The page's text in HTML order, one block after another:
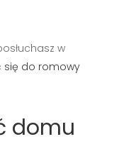
w
się do romowy
domu